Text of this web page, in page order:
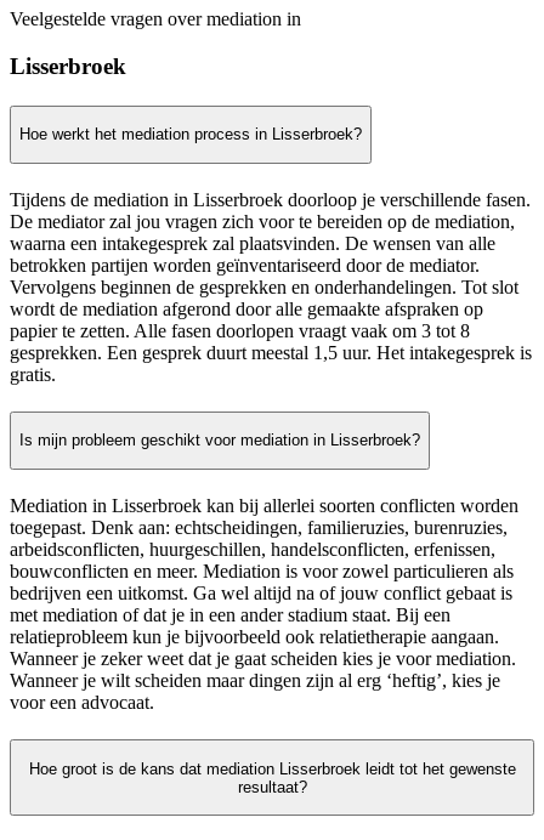
Veelgestelde vragen over mediation in
Lisserbroek
Hoe werkt het mediation process in Lisserbroek?
Tijdens de mediation in Lisserbroek doorloop je verschillende fasen.
De mediator zal jou vragen zich voor te bereiden op de mediation,
waarna een intakegesprek zal plaatsvinden. De wensen van alle
betrokken partijen worden geïnventariseerd door de mediator.
Vervolgens beginnen de gesprekken en onderhandelingen. Tot slot
wordt de mediation afgerond door alle gemaakte afspraken op
papier te zetten. Alle fasen doorlopen vraagt vaak om 3 tot 8
gesprekken. Een gesprek duurt meestal 1,5 uur. Het intakegesprek is
gratis.
Is mijn probleem geschikt voor mediation in Lisserbroek?
Mediation in Lisserbroek kan bij allerlei soorten conflicten worden
toegepast. Denk aan: echtscheidingen, familieruzies, burenruzies,
arbeidsconflicten, huurgeschillen, handelsconflicten, erfenissen,
bouwconflicten en meer. Mediation is voor zowel particulieren als
bedrijven een uitkomst. Ga wel altijd na of jouw conflict gebaat is
met mediation of dat je in een ander stadium staat. Bij een
relatieprobleem kun je bijvoorbeeld ook relatietherapie aangaan.
Wanneer je zeker weet dat je gaat scheiden kies je voor mediation.
Wanneer je wilt scheiden maar dingen zijn al erg ‘heftig’, kies je
voor een advocaat.
Hoe groot is de kans dat mediation Lisserbroek leidt tot het gewenste
resultaat?